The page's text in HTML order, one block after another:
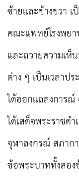
ซ้ายและข้างขวา
คณะแพทย์โรงพยา
และถวายความเห็
ต่าง ๆ เป็นเวลาป
ได้ออกแถลงการ
ได้เสด็จพระราชด
จุฬาลงกรณ์ สภาก
ข้อพระบาททั้งสอ